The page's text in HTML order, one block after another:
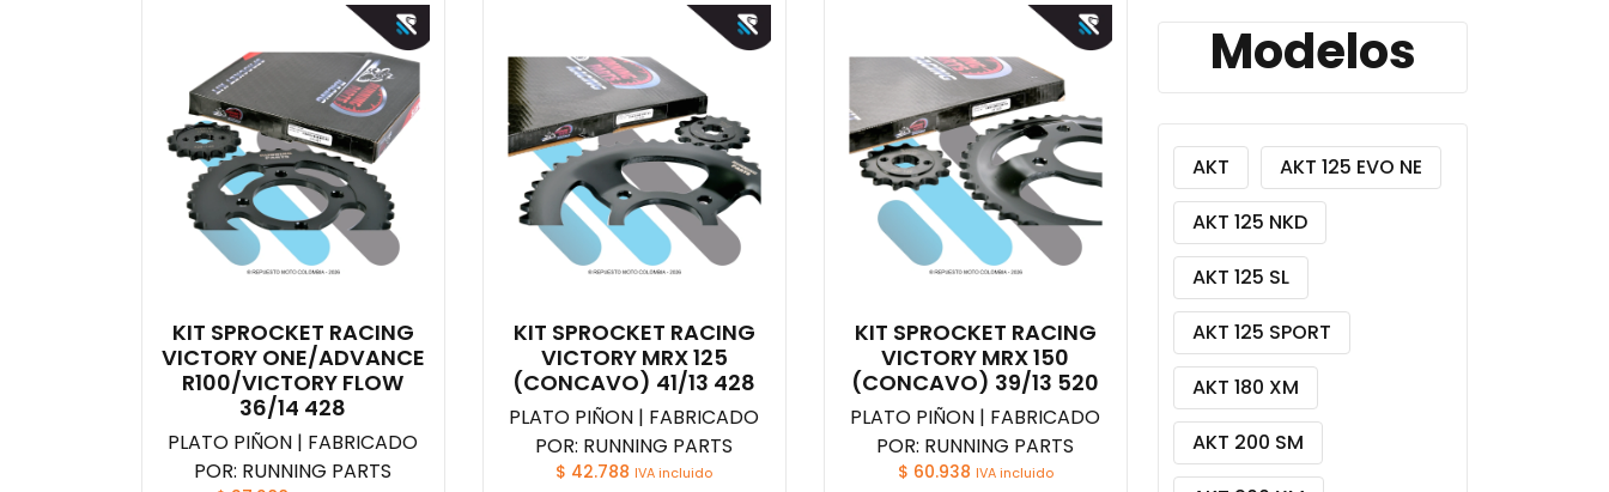
KIT SPROCKET RACING
VICTORY ONE/ADVANCE
R100/VICTORY FLOW
36/14 428
PLATO PIÑON | FABRICADO
POR: RUNNING PARTS
KIT SPROCKET RACING
VICTORY MRX 125
(CONCAVO) 41/13 428
PLATO PIÑON | FABRICADO
POR: RUNNING PARTS
$ 42.788 IVA incluido
KIT SPROCKET RACING
VICTORY MRX 150
(CONCAVO) 39/13 520
PLATO PIÑON | FABRICADO
POR: RUNNING PARTS
$ 60.938 IVA incluido
Modelos
AKT
AKT 125 EVO NE
AKT 125 NKD
AKT 125 SL
AKT 125 SPORT
AKT 180 XM
AKT 200 SM